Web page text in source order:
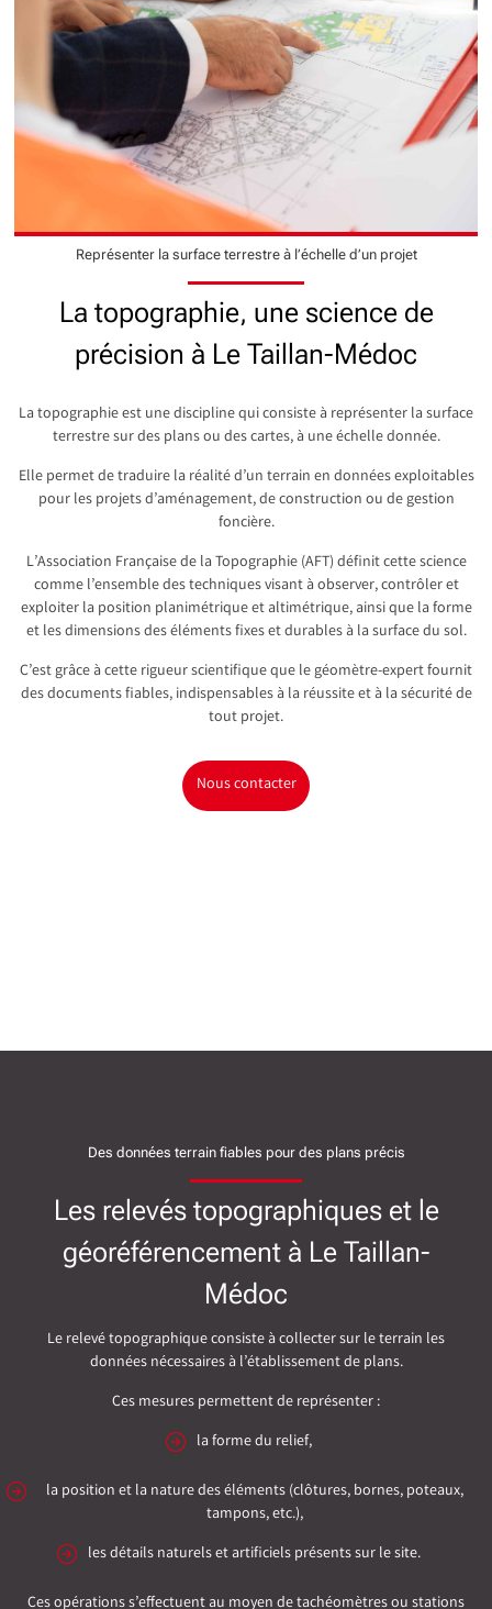
Représenter la surface terrestre à l’échelle d’un projet
La topographie, une science de
précision à Le Taillan-Médoc
La topographie est une discipline qui consiste à représenter la surface
terrestre sur des plans ou des cartes, à une échelle donnée.
Elle permet de traduire la réalité d’un terrain en données exploitables
pour les projets d’aménagement, de construction ou de gestion
foncière.
L’Association Française de la Topographie (AFT) définit cette science
comme l’ensemble des techniques visant à observer, contrôler et
exploiter la position planimétrique et altimétrique, ainsi que la forme
et les dimensions des éléments fixes et durables à la surface du sol.
C’est grâce à cette rigueur scientifique que le géomètre-expert fournit
des documents fiables, indispensables à la réussite et à la sécurité de
tout projet.
Nous contacter
Des données terrain fiables pour des plans précis
Les relevés topographiques et le
géoréférencement à Le Taillan-
Médoc
Le relevé topographique consiste à collecter sur le terrain les
données nécessaires à l’établissement de plans.
Ces mesures permettent de représenter :
la forme du relief,
la position et la nature des éléments (clôtures, bornes, poteaux,
tampons, etc.),
les détails naturels et artificiels présents sur le site.
Ces opérations s’effectuent au moyen de tachéomètres ou stations